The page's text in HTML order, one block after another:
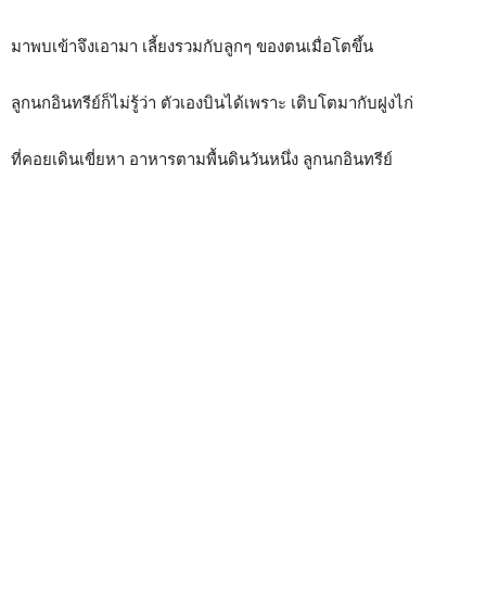
มาพบเข้าจึงเอามา เลี้ยงรวมกับลูกๆ ของตนเมื่อโตขึ้น
ลูกนกอินทรีย์ก็ไม่รู้ว่า ตัวเองบินได้เพราะ เติบโตมากับฝูงไก่
ที่คอยเดินเขี่ยหา อาหารตามพื้นดินวันหนึ่ง ลูกนกอินทรีย์